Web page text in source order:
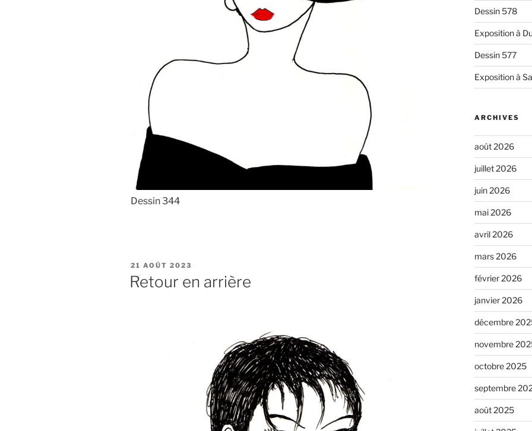
Dessin 344
PUBLIÉ
LE
21 AOÛT 2023
Retour en arrière
Dessin 578
Exposition à
Dessin 577
Exposition à
ARCHIVES
août 2026
juillet 2026
juin 2026
mai 2026
avril 2026
mars 2026
février 2026
janvier 2026
décembre
novembre
octobre 2025
septembre
août 2025